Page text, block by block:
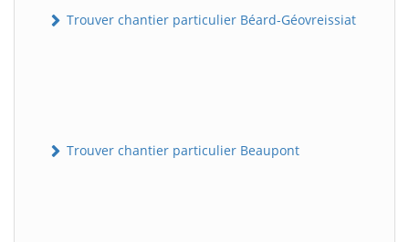
Trouver chantier particulier Béard-Géovreissiat
Trouver chantier particulier Beaupont